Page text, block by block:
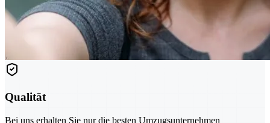
Qualität
Bei uns erhalten Sie nur die besten Umzugsunternehmen